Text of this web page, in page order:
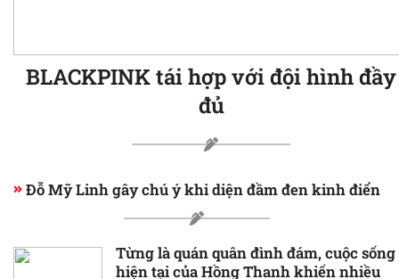
BLACKPINK tái hợp với đội hình đầy
đủ
Đỗ Mỹ Linh gây chú ý khi diện đầm đen kinh điển
Từng là quán quân đình đám, cuộc sống
hiện tại của Hồng Thanh khiến nhiều